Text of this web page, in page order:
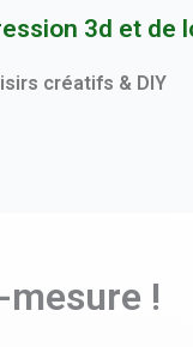
3d et de
créatifs & DIY
!